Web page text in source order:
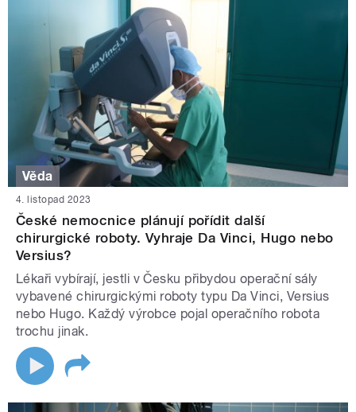
Věda
4. listopad 2023
České nemocnice plánují pořídit další
chirurgické roboty. Vyhraje Da Vinci, Hugo nebo
Versius?
Lékaři vybírají, jestli v Česku přibydou operační sály
vybavené chirurgickými roboty typu Da Vinci, Versius
nebo Hugo. Každý výrobce pojal operačního robota
trochu jinak.